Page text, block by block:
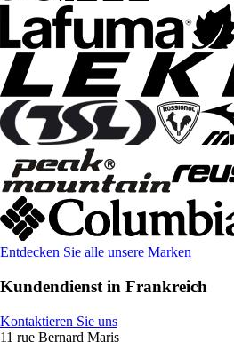
Entdecken Sie alle unsere Marken
Kundendienst in Frankreich
Kontaktieren Sie uns
11 rue Bernard Maris